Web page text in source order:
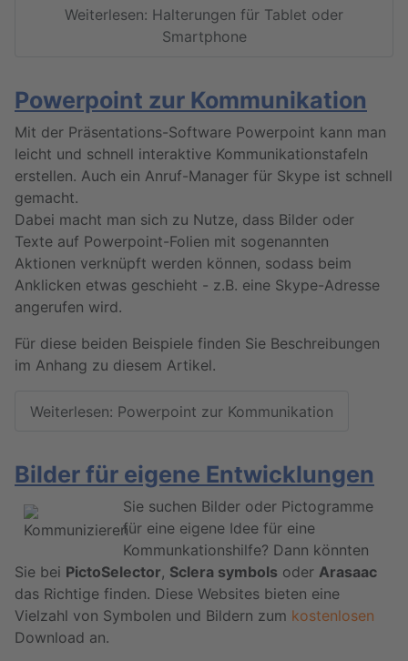
Weiterlesen: Halterungen für Tablet oder
Smartphone
Powerpoint zur Kommunikation
Mit der Präsentations-Software Powerpoint kann man
leicht und schnell interaktive Kommunikationstafeln
erstellen. Auch ein Anruf-Manager für Skype ist schnell
gemacht.
Dabei macht man sich zu Nutze, dass Bilder oder
Texte auf Powerpoint-Folien mit sogenannten
Aktionen verknüpft werden können, sodass beim
Anklicken etwas geschieht - z.B. eine Skype-Adresse
angerufen wird.
Für diese beiden Beispiele finden Sie Beschreibungen
im Anhang zu diesem Artikel.
Weiterlesen: Powerpoint zur Kommunikation
Bilder für eigene Entwicklungen
Sie suchen Bilder oder Pictogramme
für eine eigene Idee für eine
Kommunkationshilfe? Dann könnten
Sie bei PictoSelector, Sclera symbols oder Arasaac
das Richtige finden. Diese Websites bieten eine
Vielzahl von Symbolen und Bildern zum kostenlosen
Download an.